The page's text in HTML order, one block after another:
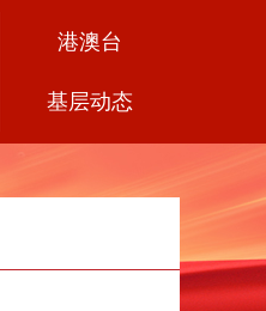
港澳台
基层动态